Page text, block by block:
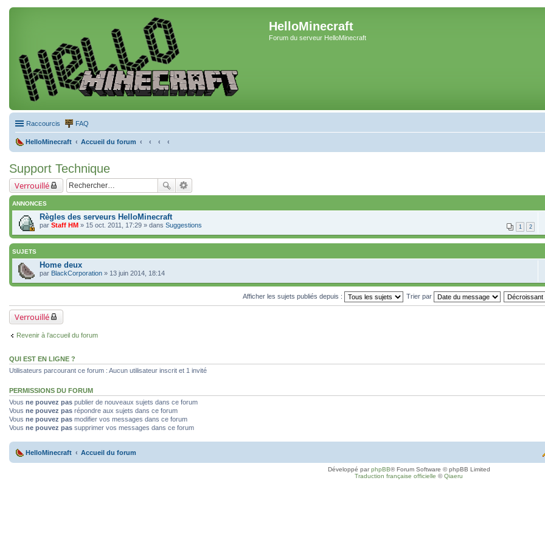
HelloMinecraft
Forum du serveur HelloMinecraft
Raccourcis FAQ
HelloMinecraft Accueil du forum
Support Technique
Verrouillé
ANNONCES
Règles des serveurs HelloMinecraft
1 2
par Staff HM » 15 oct. 2011, 17:29 » dans Suggestions
SUJETS
Home deux
par BlackCorporation » 13 juin 2014, 18:14
Afficher les sujets publiés depuis : Trier par
Verrouillé
Revenir à l’accueil du forum
QUI EST EN LIGNE ?
Utilisateurs parcourant ce forum : Aucun utilisateur inscrit et 1 invité
PERMISSIONS DU FORUM
Vous ne pouvez pas publier de nouveaux sujets dans ce forum
Vous ne pouvez pas répondre aux sujets dans ce forum
Vous ne pouvez pas modifier vos messages dans ce forum
Vous ne pouvez pas supprimer vos messages dans ce forum
HelloMinecraft Accueil du forum
Développé parphpBB® Forum Software © phpBB Limited
Traduction française officielle ©Qiaeru